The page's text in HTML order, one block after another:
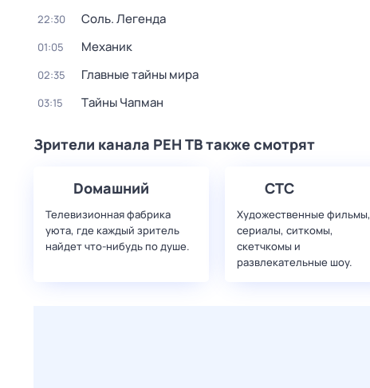
22:30 Соль. Легенда
01:05 Механик
02:35 Главные тайны мира
03:15 Тaйны Чапман
Зрители канала РЕН ТВ также смотрят
Dомашний
Телевизионная фабрика
уюта, где каждый зритель
найдет что‑нибудь по душе.
СТС
Художественные фильмы,
сериалы, ситкомы,
скетчкомы и
развлекательные шоу.